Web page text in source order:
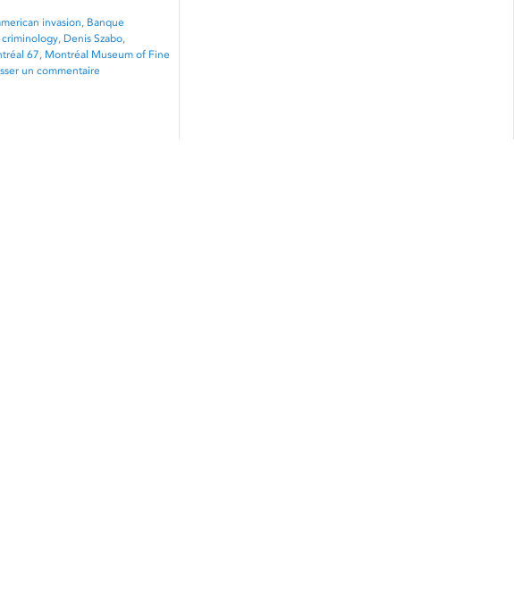
invasion, Banque
criminology, Denis Szabo,
67, Montréal Museum of Fine
un commentaire